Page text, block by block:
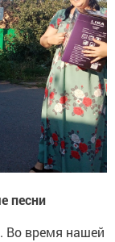
песни
Во время нашей